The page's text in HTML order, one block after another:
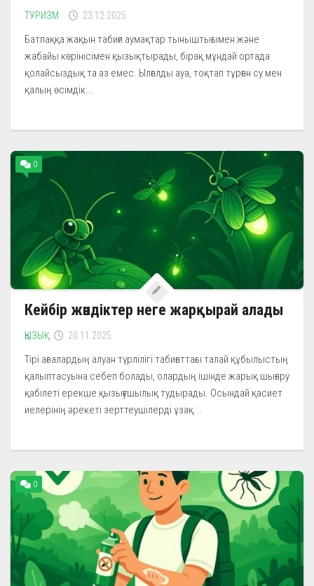
ТУРИЗМ 23.12.2025
Батпаққа жақын табиғи аумақтар тыныштығымен және
жабайы көрінісімен қызықтырады, бірақ мұндай ортада
қолайсыздық та аз емес. Ылғалды ауа, тоқтап тұрған су мен
қалың өсімдік...
0
Кейбір жәндіктер неге жарқырай алады
ҚЫЗЫҚ 20.11.2025
Тірі ағзалардың алуан түрлілігі табиғаттағы талай құбылыстың
қалыптасуына себеп болады, олардың ішінде жарық шығару
қабілеті ерекше қызығушылық тудырады. Осындай қасиет
иелерінің әрекеті зерттеушілерді ұзақ...
0